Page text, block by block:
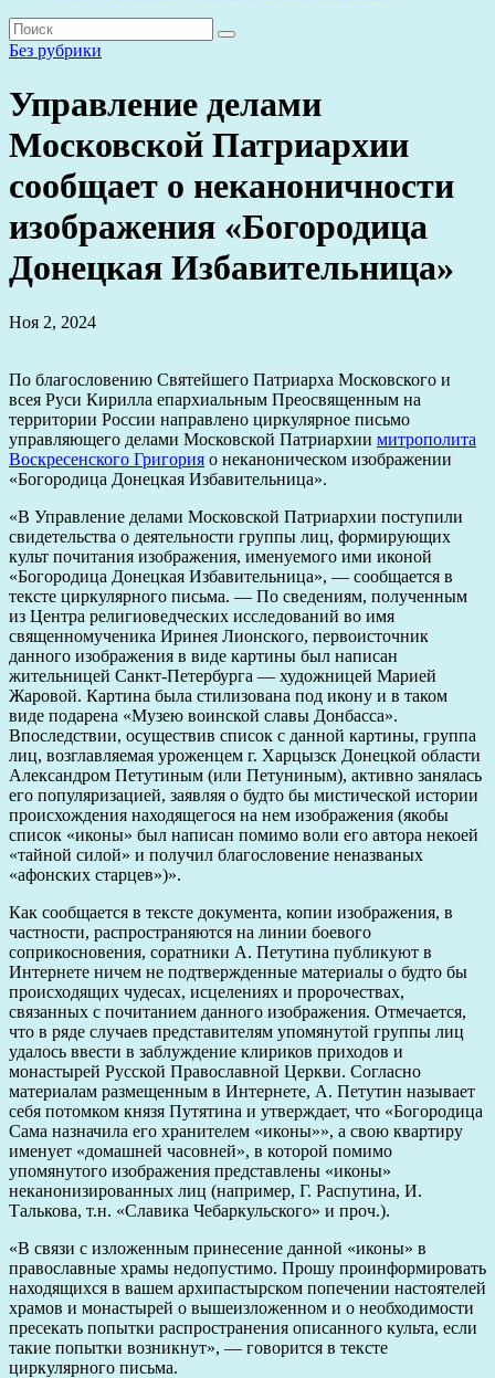
Без рубрики
Управление делами
Московской Патриархии
сообщает о неканоничности
изображения «Богородица
Донецкая Избавительница»
Ноя 2, 2024
По благословению Святейшего Патриарха Московского и
всея Руси Кирилла епархиальным Преосвященным на
территории России направлено циркулярное письмо
управляющего делами Московской Патриархии митрополита
Воскресенского Григория о неканоническом изображении
«Богородица Донецкая Избавительница».
«В Управление делами Московской Патриархии поступили
свидетельства о деятельности группы лиц, формирующих
культ почитания изображения, именуемого ими иконой
«Богородица Донецкая Избавительница», — сообщается в
тексте циркулярного письма. — По сведениям, полученным
из Центра религиоведческих исследований во имя
священномученика Иринея Лионского, первоисточник
данного изображения в виде картины был написан
жительницей Санкт-Петербурга — художницей Марией
Жаровой. Картина была стилизована под икону и в таком
виде подарена «Музею воинской славы Донбасса».
Впоследствии, осуществив список с данной картины, группа
лиц, возглавляемая уроженцем г. Харцызск Донецкой области
Александром Петутиным (или Петуниным), активно занялась
его популяризацией, заявляя о будто бы мистической истории
происхождения находящегося на нем изображения (якобы
список «иконы» был написан помимо воли его автора некоей
«тайной силой» и получил благословение неназваных
«афонских старцев»)».
Как сообщается в тексте документа, копии изображения, в
частности, распространяются на линии боевого
соприкосновения, соратники А. Петутина публикуют в
Интернете ничем не подтвержденные материалы о будто бы
происходящих чудесах, исцелениях и пророчествах,
связанных с почитанием данного изображения. Отмечается,
что в ряде случаев представителям упомянутой группы лиц
удалось ввести в заблуждение клириков приходов и
монастырей Русской Православной Церкви. Согласно
материалам размещенным в Интернете, А. Петутин называет
себя потомком князя Путятина и утверждает, что «Богородица
Сама назначила его хранителем «иконы»», а свою квартиру
именует «домашней часовней», в которой помимо
упомянутого изображения представлены «иконы»
неканонизированных лиц (например, Г. Распутина, И.
Талькова, т.н. «Славика Чебаркульского» и проч.).
«В связи с изложенным принесение данной «иконы» в
православные храмы недопустимо. Прошу проинформировать
находящихся в вашем архипастырском попечении настоятелей
храмов и монастырей о вышеизложенном и о необходимости
пресекать попытки распространения описанного культа, если
такие попытки возникнут», — говорится в тексте
циркулярного письма.